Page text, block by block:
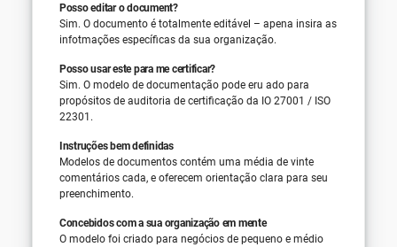
Posso editar o document?
Sim. O documento é totalmente editável – apena insira as
infotmações específicas da sua organização.
Posso usar este para me certificar?
Sim. O modelo de documentação pode eru ado para
propósitos de auditoria de certificação da IO 27001 / ISO
22301.
Instruções bem definidas
Modelos de documentos contém uma média de vinte
comentários cada, e oferecem orientação clara para seu
preenchimento.
Concebidos com a sua organização em mente
O modelo foi criado para negócios de pequeno e médio